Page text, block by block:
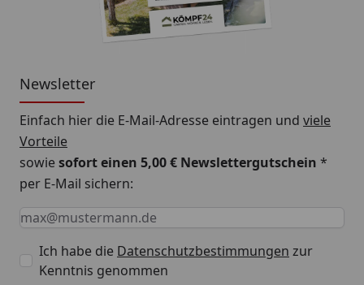
Newsletter
Einfach hier die E-Mail-Adresse eintragen und viele
Vorteile
sowiesofort einen 5,00 € Newslettergutschein *
per E-Mail sichern:
Keine Eingabe erforderlich
Eingabe erforderlich
E-Mail *
Ich habe die Datenschutzbestimmungen zur
Kenntnis genommen